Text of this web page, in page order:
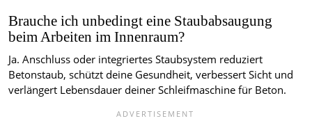
Brauche ich unbedingt eine Staubabsaugung
beim Arbeiten im Innenraum?
Ja. Anschluss oder integriertes Staubsystem reduziert
Betonstaub, schützt deine Gesundheit, verbessert Sicht und
verlängert Lebensdauer deiner Schleifmaschine für Beton.